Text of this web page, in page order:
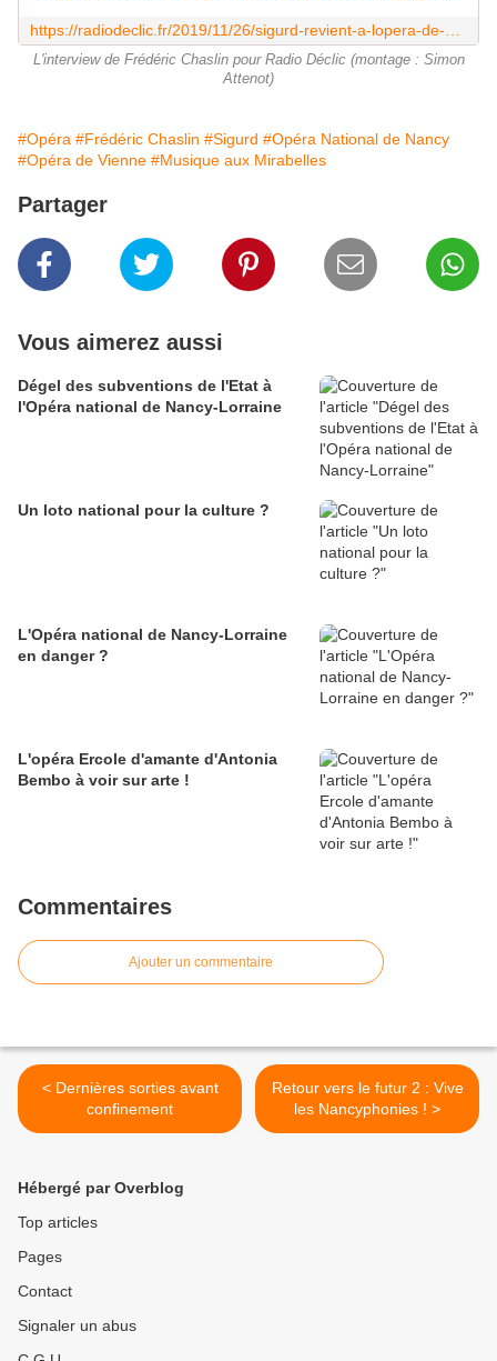
L'interview de Frédéric Chaslin pour Radio Déclic (montage : Simon
Attenot)
#Opéra #Frédéric Chaslin #Sigurd #Opéra National de Nancy
#Opéra de Vienne #Musique aux Mirabelles
Partager
Vous aimerez aussi
Dégel des subventions de l'Etat à
l'Opéra national de Nancy-Lorraine
Un loto national pour la culture ?
L'Opéra national de Nancy-Lorraine
en danger ?
L'opéra Ercole d'amante d'Antonia
Bembo à voir sur arte !
Commentaires
Ajouter un commentaire
< Dernières sorties avant
confinement
Retour vers le futur 2 : Vive
les Nancyphonies ! >
Hébergé par Overblog
Top articles
Pages
Contact
Signaler un abus